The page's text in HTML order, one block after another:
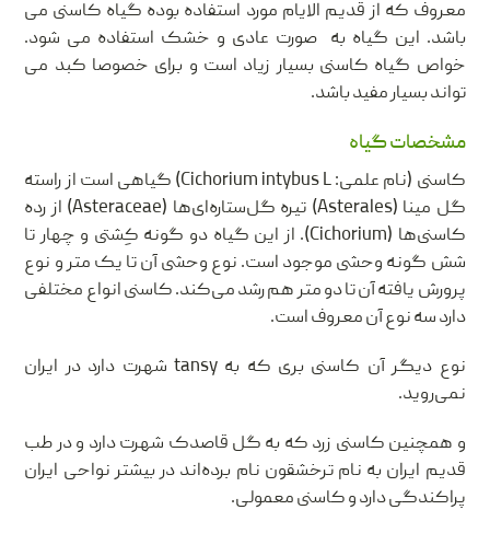
معروف که از قدیم الایام مورد استفاده بوده گیاه کاسنی می
باشد. این گیاه به صورت عادی و خشک استفاده می شود.
خواص گیاه کاسنی بسیار زیاد است و برای خصوصا کبد می
تواند بسیار مفید باشد.
مشخصات گیاه
کاسنی (نام علمی: ‎Cichorium intybus L) گیاهی است از راسته
گل مینا (Asterales) تیره گل‌ستاره‌ای‌ها (Asteraceae) از رده
کاسنی‌ها (Cichorium). از این گیاه دو گونه کِشتی و چهار تا
شش گونه وحشی موجود است. نوع وحشی آن تا یک متر و نوع
پرورش یافته آن تا دو متر هم رشد می‌کند. کاسنی انواع مختلفی
دارد سه نوع آن معروف است.
نوع دیگر آن کاسنی بری که به tansy شهرت دارد در ایران
نمی‌روید.
و همچنین کاسنی زرد که به گل قاصدک شهرت دارد و در طب
قدیم ایران به نام ترخشقون نام برده‌اند در بیشتر نواحی ایران
پراکندگی دارد و کاسنی معمولی.